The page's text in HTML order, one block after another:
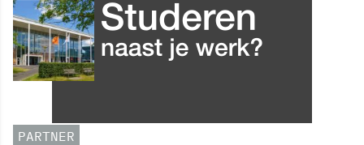
INNOVATIE
Grip op data en informatie:
Leergang Data en
PARTNER